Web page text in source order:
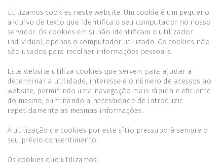
Utilizamos cookies neste website. Um cookie é um pequeno
arquivo de texto que identifica o seu computador no nosso
servidor. Os cookies em si não identificam o utilizador
individual, apenas o computador utilizado. Os cookies não
são usados para recolher informações pessoais.
Este website utiliza cookies que servem para ajudar a
determinar a utilidade, interesse e o número de acessos ao
website, permitindo uma navegação mais rápida e eficiente
do mesmo, eliminando a necessidade de introduzir
repetidamente as mesmas informações.
A utilização de cookies por este sítio pressuporá sempre o
seu prévio consentimento.
Os cookies que utilizamos: